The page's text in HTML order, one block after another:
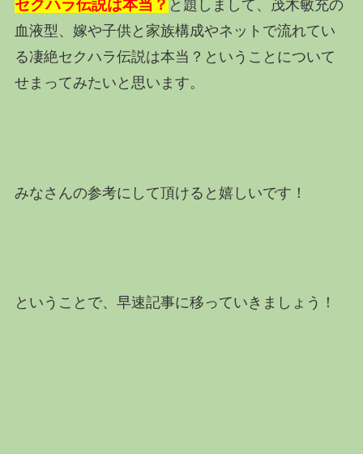
セクハラ伝説は本当？ と題しまして、茂木敏充の
血液型、嫁や子供と家族構成やネットで流れてい
る凄絶セクハラ伝説は本当？ということについて
せまってみたいと思います。
みなさんの参考にして頂けると嬉しいです！
ということで、早速記事に移っていきましょう！